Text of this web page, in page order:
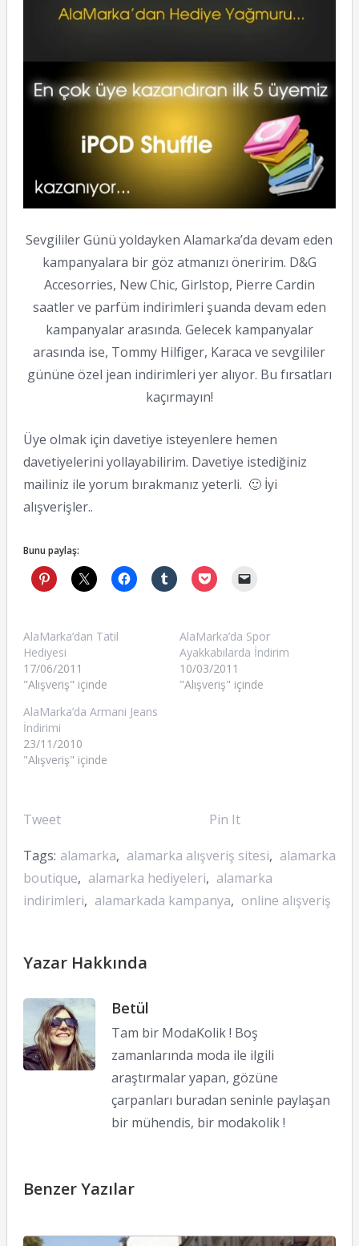
Sevgililer Günü yoldayken Alamarka’da devam eden
kampanyalara bir göz atmanızı öneririm. D&G
Accesorries, New Chic, Girlstop, Pierre Cardin
saatler ve parfüm indirimleri şuanda devam eden
kampanyalar arasında. Gelecek kampanyalar
arasında ise, Tommy Hilfiger, Karaca ve sevgililer
gününe özel jean indirimleri yer alıyor. Bu fırsatları
kaçırmayın!
Üye olmak için davetiye isteyenlere hemen
davetiyelerini yollayabilirim. Davetiye istediğiniz
mailiniz ile yorum bırakmanız yeterli. 🙂 İyi
alışverişler..
Bunu paylaş:
AlaMarka’dan Tatil
Hediyesi
17/06/2011
"Alışveriş" içinde
AlaMarka’da Spor
Ayakkabılarda İndirim
10/03/2011
"Alışveriş" içinde
AlaMarka’da Armani Jeans
İndirimi
23/11/2010
"Alışveriş" içinde
Tweet Pin It
Tags: alamarka, alamarka alışveriş sitesi, alamarka
boutique, alamarka hediyeleri, alamarka
indirimleri, alamarkada kampanya, online alışveriş
Yazar Hakkında
Betül
Tam bir ModaKolik ! Boş
zamanlarında moda ile ilgili
araştırmalar yapan, gözüne
çarpanları buradan seninle paylaşan
bir mühendis, bir modakolik !
Benzer Yazılar